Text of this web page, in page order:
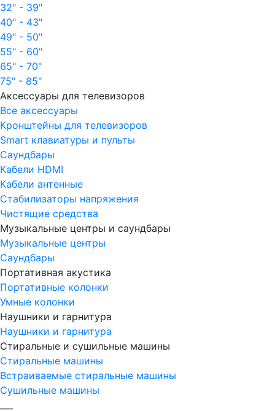
32" - 39"
40" - 43"
49" - 50"
55" - 60"
65" - 70"
75" - 85"
Аксессуары для телевизоров
Все аксессуары
Кронштейны для телевизоров
Smart клавиатуры и пульты
Саундбары
Кабели HDMI
Кабели антенные
Стабилизаторы напряжения
Чистящие средства
Музыкальные центры и саундбары
Музыкальные центры
Саундбары
Портативная акустика
Портативные колонки
Умные колонки
Наушники и гарнитура
Наушники и гарнитура
Стиральные и сушильные машины
Стиральные машины
Встраиваемые стиральные машины
Сушильные машины